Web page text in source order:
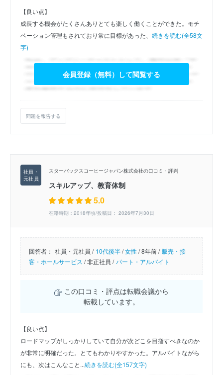
【良い点】
成長する機会がたくさんありとても楽しく働くことができた。モチ
ベーション管理もされており常に目標があった、 続きを読む(全58文
字)
会員登録（無料）して閲覧する
問題を報告する
スターバックスコーヒージャパン株式会社の口コミ・評判
スキルアップ、教育体制
5.0
在籍時期：2018年頃/投稿日： 2026年7月30日
回答者： 社員・元社員 / 10代後半/女性/8年前 / 販売・接
客・ホールサービス /非正社員 / パート・アルバイト
この口コミ・評点は転職会議から
転載しています。
【良い点】
ロードマップがしっかりしていて自分が次どこを目指すべきなのか
が非常に明確だった。とてもわかりやすかった。アルバイトながら
にも、次はこんなこと...続きを読む(全157文字)